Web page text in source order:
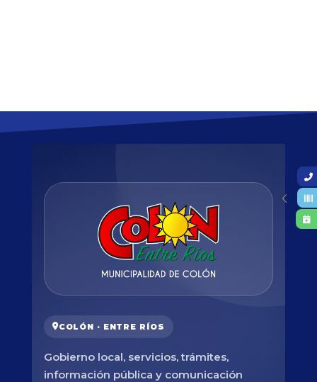
COLÓN · ENTRE RÍOS
Gobierno local, servicios, trámites,
información pública y comunicación